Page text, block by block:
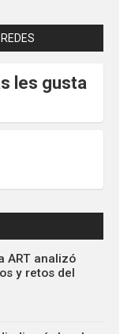
les gusta
ART analizó
y retos del